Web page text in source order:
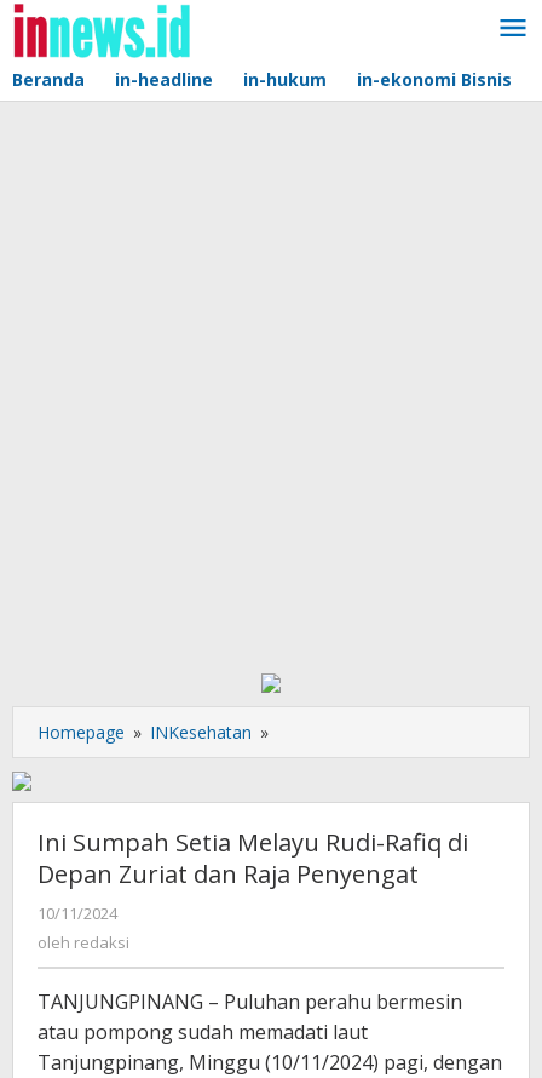
Lewati
konten
Beranda in-headline in-hukum in-ekonomi Bisnis
Homepage » INKesehatan »
Sumpah
Melayu
Rudi-
Rafiq
di
Penyengat
Ini Sumpah Setia Melayu Rudi-Rafiq di
Depan Zuriat dan Raja Penyengat
10/11/2024
redaksi
oleh redaksi
TANJUNGPINANG – Puluhan perahu bermesin
atau pompong sudah memadati laut
Tanjungpinang, Minggu (10/11/2024) pagi, dengan